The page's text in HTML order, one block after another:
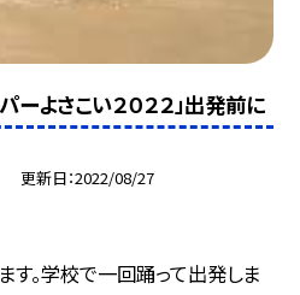
よさこい２０２２」出発前に
更新日 2022/08/27
す。学校で一回踊って出発しま